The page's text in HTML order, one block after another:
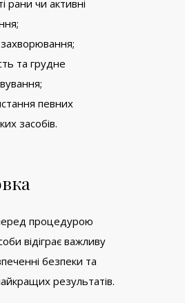
рани чи активні
та грудне
певних
засобів.
процедурою
відіграє важливу
безпеки та
результатів.